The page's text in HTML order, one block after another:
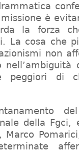
è
la forza
La cosa che
non
nell’ambiguità
peggiori di
della
Marco